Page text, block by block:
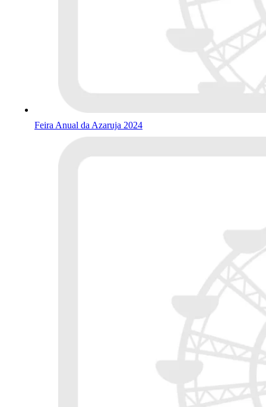
Feira Anual da Azaruja 2024